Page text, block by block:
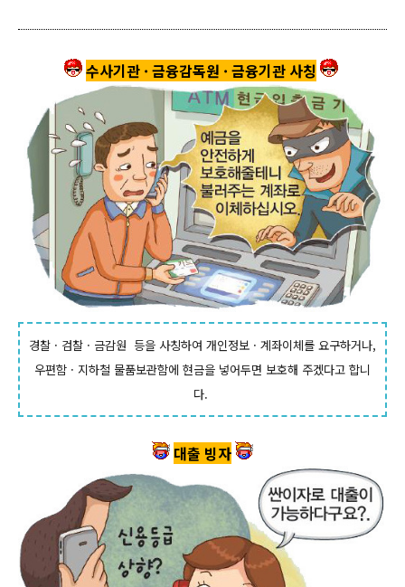
수사기관 · 금융감독원 · 금융기관 사칭
경찰 · 검찰 · 금감원 등을 사칭하여 개인정보 · 계좌이체를 요구하거나,
우편함 · 지하철 물품보관함에 현금을 넣어두면 보호해 주겠다고 합니
다.
대출 빙자